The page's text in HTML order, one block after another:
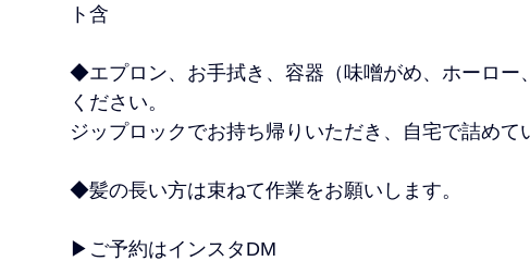
ト含
◆エプロン、お手拭き、容器（味噌がめ、ホーロー
ください。
ジップロックでお持ち帰りいただき、自宅で詰めて
◆髪の長い方は束ねて作業をお願いします。
▶︎ご予約はインスタDM